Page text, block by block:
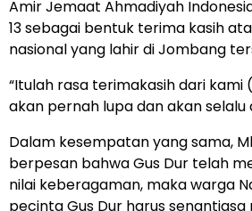
Amir Jemaat Ahmadiyah
13 sebagai bentuk terima kasih
nasional yang lahir di Jombang
“Itulah rasa terimakasih dari kami
akan pernah lupa dan akan selalu
Dalam kesempatan yang sama,
berpesan bahwa Gus Dur telah
nilai keberagaman, maka warga
pecinta Gus Dur harus